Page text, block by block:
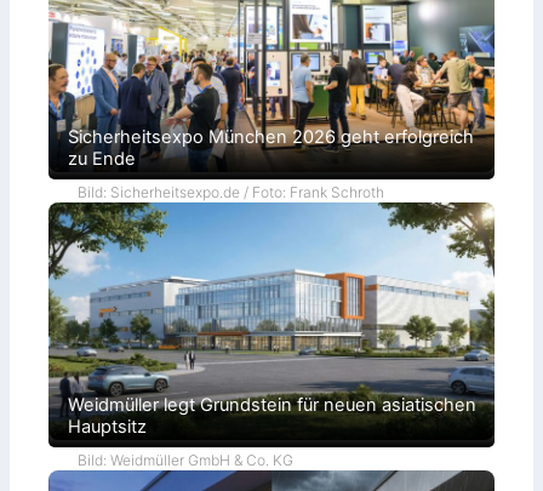
Sicherheitsexpo München 2026 geht erfolgreich
zu Ende
Bild: Sicherheitsexpo.de / Foto: Frank Schroth
Weidmüller legt Grundstein für neuen asiatischen
Hauptsitz
Bild: Weidmüller GmbH & Co. KG